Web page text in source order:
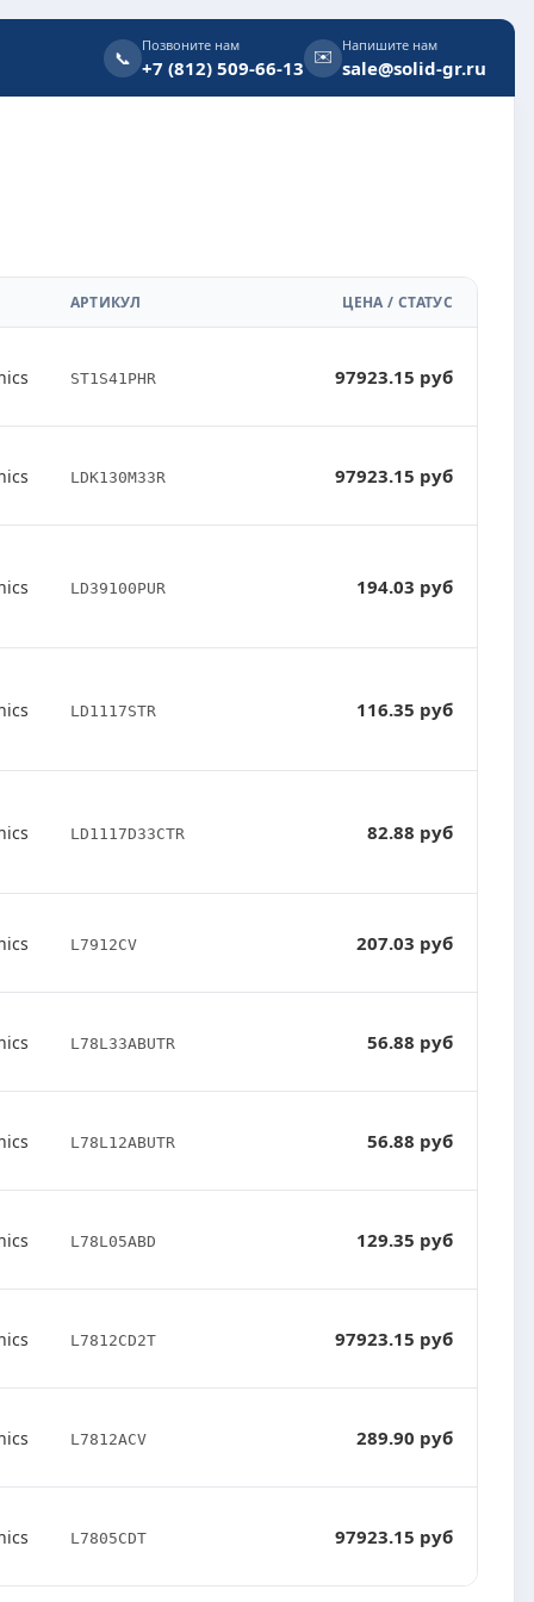
📞
Позвоните нам
+7 (812) 509-66-13
✉️ Напишите нам
sale@solid-gr.ru
АРТИКУЛ ЦЕНА / СТАТУС
ST1S41PHR 97923.15 руб
LDK130M33R 97923.15 руб
LD39100PUR 194.03 руб
LD1117STR 116.35 руб
LD1117D33CTR 82.88 руб
L7912CV 207.03 руб
L78L33ABUTR 56.88 руб
L78L12ABUTR 56.88 руб
L78L05ABD 129.35 руб
L7812CD2T 97923.15 руб
L7812ACV 289.90 руб
L7805CDT 97923.15 руб